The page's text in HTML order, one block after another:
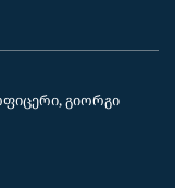
გიორგი